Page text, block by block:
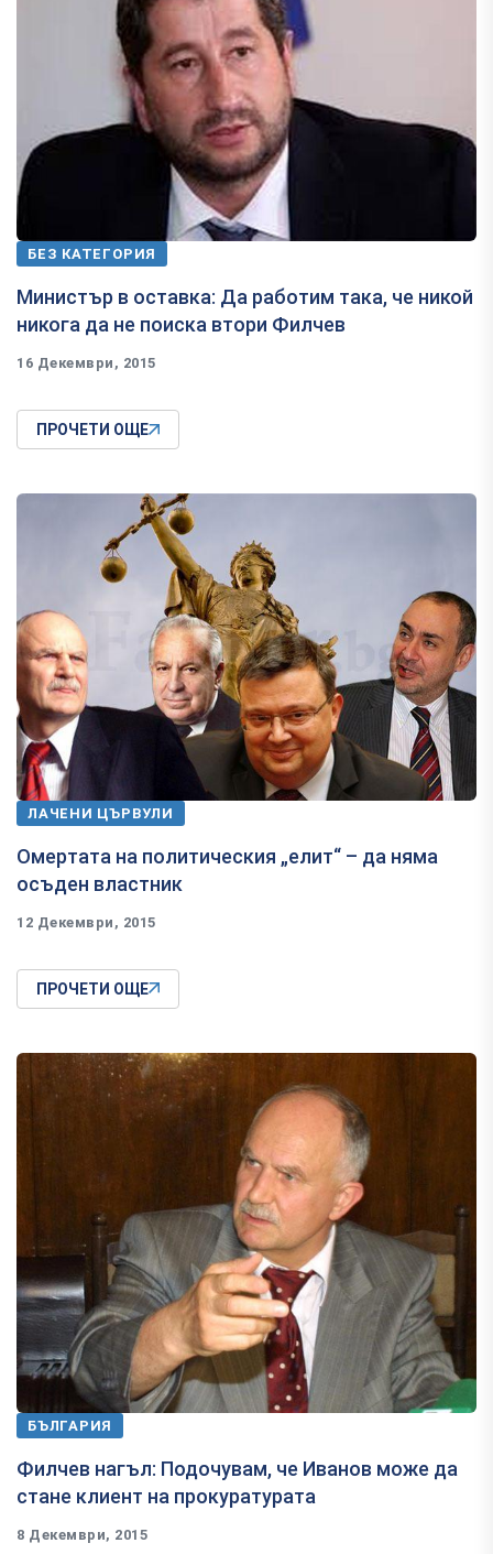
БЕЗ КАТЕГОРИЯ
Министър в оставка: Да работим така, че никой
никога да не поиска втори Филчев
16 Декември, 2015
ПРОЧЕТИ ОЩЕ
ЛАЧЕНИ ЦЪРВУЛИ
​Омертата на политическия „елит“ – да няма
осъден властник
12 Декември, 2015
ПРОЧЕТИ ОЩЕ
БЪЛГАРИЯ
Филчев нагъл: Подочувам, че Иванов може да
стане клиент на прокуратурата
8 Декември, 2015